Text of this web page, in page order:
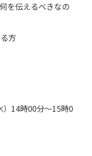
を伝えるべきなの
方
時00分～15時0